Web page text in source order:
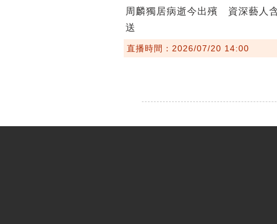
周麟獨居病逝今出殯 資深藝人
送
直播時間：2026/07/20 14:00